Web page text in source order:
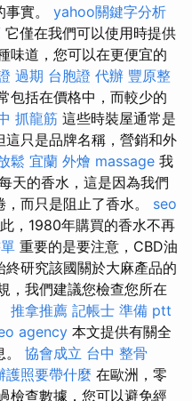
實。 yahoo關鍵字分析
它僅在我們可以使用時提供
味道，您可以在更便宜的
過期 台胞證 代辦 豐原整
包括在價格中，而較少的
抓龍筋 這些時裝屋通常是
只是品牌名稱，營銷和外
鬆 宜蘭 外燴 massage 我
天的香水，這是因為我們
而只是阻止了香水。 seo
，1980年購買的香水不再
重要的是要注意，CBD油
研究該國關於大麻產品的
，我們建議您檢查您所在
推拿推薦 記帳士 準備 ptt
agency 本文提供有關全
協會成立 台中 整骨
護照要帶什麼 在歐洲，零
檢查數據，您可以避免經